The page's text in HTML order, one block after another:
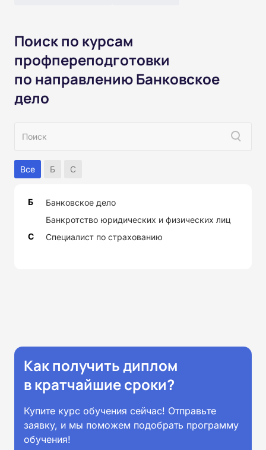
Поиск по курсам
профпереподготовки
по направлению Банковское
дело
Все Б С
Б
Банковское дело
Банкротство юридических и физических лиц
С
Специалист по страхованию
Как получить диплом
в кратчайшие сроки?
Купите курс обучения сейчас! Отправьте
заявку, и мы поможем подобрать программу
обучения!